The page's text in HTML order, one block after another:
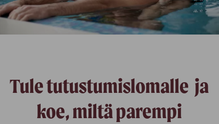
Tule tutustumislomalle ja
koe, miltä parempi